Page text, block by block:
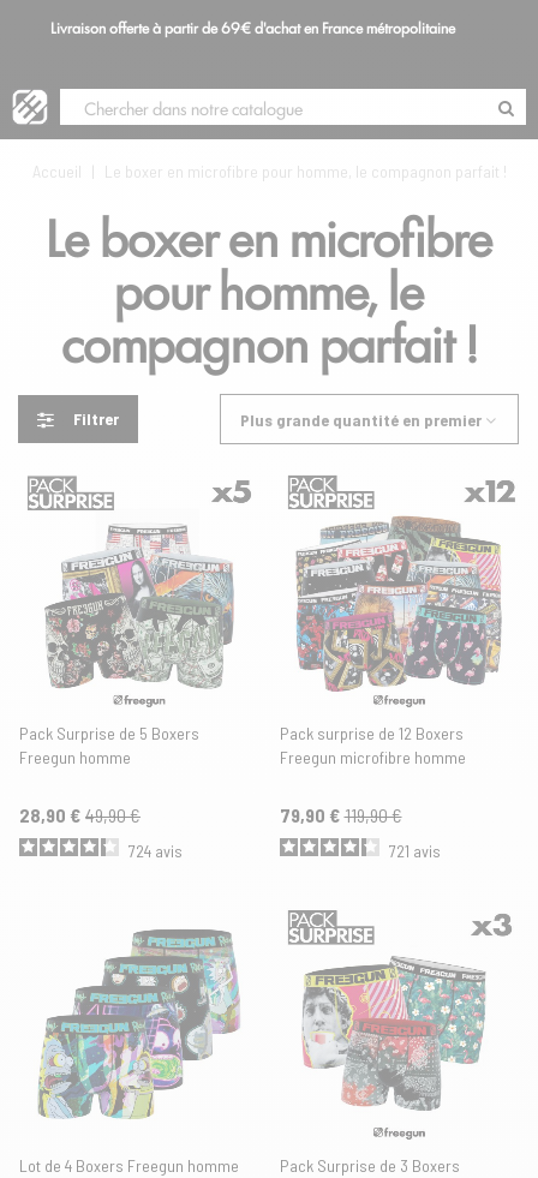
Livraison offerte à partir de 69€ d'achat en France métropolitaine
Accueil | Le boxer en microfibre pour homme, le compagnon parfait !
Le boxer en microfibre
pour homme, le
compagnon parfait !
Filtrer Plus grande quantité en premier
Pack Surprise de 5 Boxers
Freegun homme
28,90 € 49,90 €
724 avis
Pack surprise de 12 Boxers
Freegun microfibre homme
79,90 € 119,90 €
721 avis
Lot de 4 Boxers Freegun homme
Pack Surprise de 3 Boxers